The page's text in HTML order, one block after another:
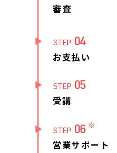
審査
STEP 04
お支払い
STEP 05
受講
STEP 06 ※
営業サポート